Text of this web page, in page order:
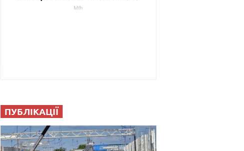
ПУБЛІКАЦІЇ